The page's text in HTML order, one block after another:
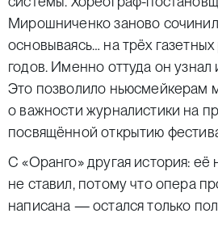
Мирошниченко заново
основываясь… на трёх
годов. Именно оттуда он
Это позволило ньюсмейкерам
о важности журналистики на
посвящённой открытию
С «Оранго» другая история: её
не ставил, потому что опера
написана — остался только